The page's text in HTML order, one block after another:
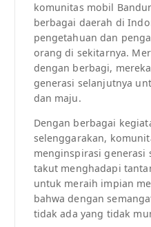
komunitas mobil
berbagai daerah di
pengetahuan dan
orang di sekitarnya.
dengan berbagi,
generasi selanjutnya
dan maju.
Dengan berbagai
selenggarakan,
menginspirasi
takut menghadapi
untuk meraih impian
bahwa dengan
tidak ada yang tidak